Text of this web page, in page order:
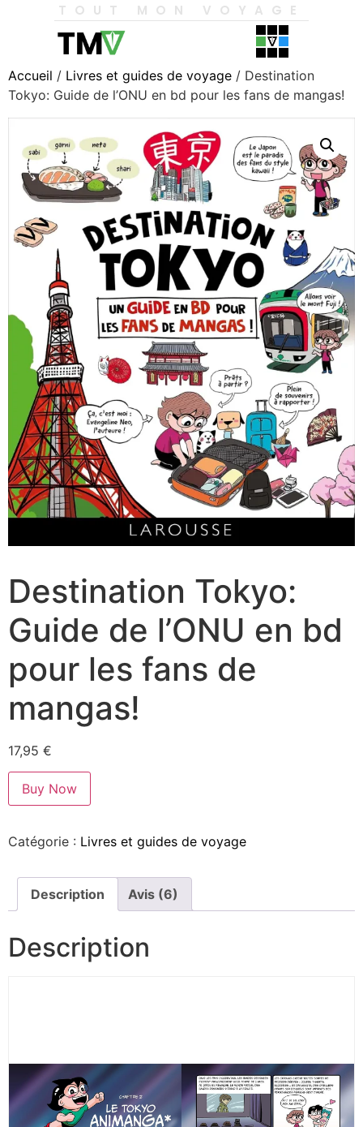
TOUT MON VOYAGE
Accueil / Livres et guides de voyage / Destination
Tokyo: Guide de l’ONU en bd pour les fans de mangas!
Destination Tokyo:
Guide de l’ONU en bd
pour les fans de
mangas!
17,95 €
Buy Now
Catégorie : Livres et guides de voyage
Description Avis (6)
Description